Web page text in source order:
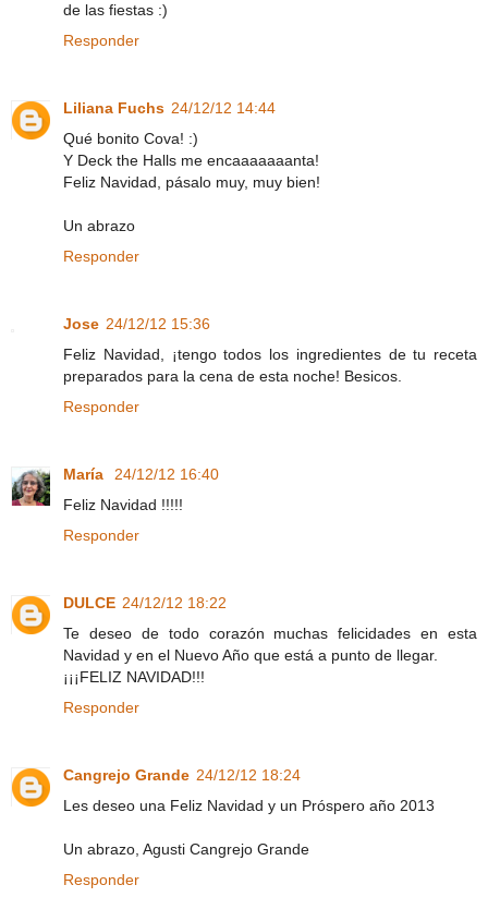
de las fiestas :)
Responder
Liliana Fuchs 24/12/12 14:44
Qué bonito Cova! :)
Y Deck the Halls me encaaaaaaanta!
Feliz Navidad, pásalo muy, muy bien!
Un abrazo
Responder
Jose 24/12/12 15:36
Feliz Navidad, ¡tengo todos los ingredientes de tu receta
preparados para la cena de esta noche! Besicos.
Responder
María
24/12/12 16:40
Feliz Navidad !!!!!
Responder
DULCE 24/12/12 18:22
Te deseo de todo corazón muchas felicidades en esta
Navidad y en el Nuevo Año que está a punto de llegar.
¡¡¡FELIZ NAVIDAD!!!
Responder
Cangrejo Grande 24/12/12 18:24
Les deseo una Feliz Navidad y un Próspero año 2013
Un abrazo, Agusti Cangrejo Grande
Responder